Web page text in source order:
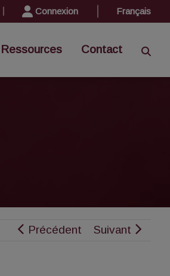
Connexion Français
Ressources Contact
Précédent Suivant